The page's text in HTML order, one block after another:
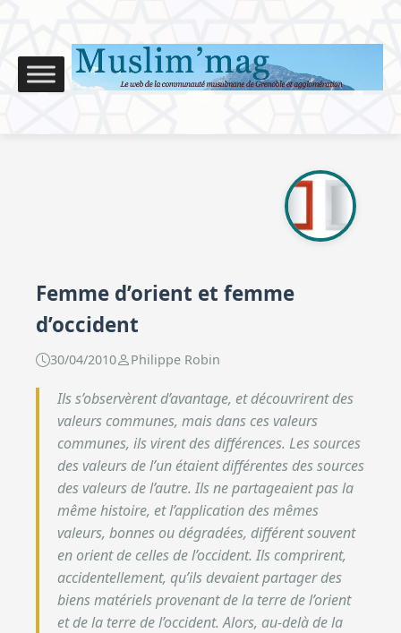
Femme d’orient et femme
d’occident
30/04/2010 Philippe Robin
Ils s’observèrent d’avantage, et découvrirent des
valeurs communes, mais dans ces valeurs
communes, ils virent des différences. Les sources
des valeurs de l’un étaient différentes des sources
des valeurs de l’autre. Ils ne partageaient pas la
même histoire, et l’application des mêmes
valeurs, bonnes ou dégradées, différent souvent
en orient de celles de l’occident. Ils comprirent,
accidentellement, qu’ils devaient partager des
biens matériels provenant de la terre de l’orient
et de la terre de l’occident.Alors, au-delà de la